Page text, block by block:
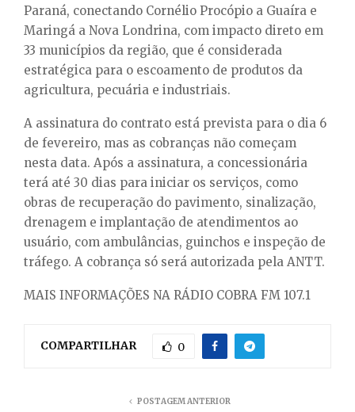
Paraná, conectando Cornélio Procópio a Guaíra e
Maringá a Nova Londrina, com impacto direto em
33 municípios da região, que é considerada
estratégica para o escoamento de produtos da
agricultura, pecuária e industriais.
A assinatura do contrato está prevista para o dia 6
de fevereiro, mas as cobranças não começam
nesta data. Após a assinatura, a concessionária
terá até 30 dias para iniciar os serviços, como
obras de recuperação do pavimento, sinalização,
drenagem e implantação de atendimentos ao
usuário, com ambulâncias, guinchos e inspeção de
tráfego. A cobrança só será autorizada pela ANTT.
MAIS INFORMAÇÕES NA RÁDIO COBRA FM 107.1
COMPARTILHAR 0
POSTAGEM ANTERIOR